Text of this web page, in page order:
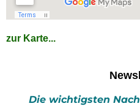
zur Karte...
Die wichtigsten